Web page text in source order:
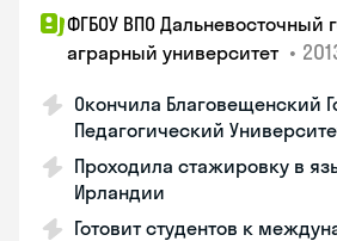
ФГБОУ ВПО Дальневосточный
аграрный университет •
Окончила Благовещенский
Педагогический
Проходила стажировку в
Ирландии
Готовит студентов к